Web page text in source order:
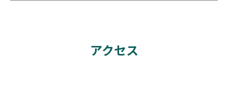
アクセス